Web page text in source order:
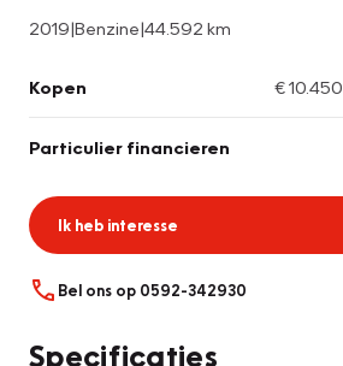
2019|Benzine|44.592 km
Kopen € 10.450
Particulier financieren
Ik heb interesse
Bel ons op 0592-342930
Specificaties